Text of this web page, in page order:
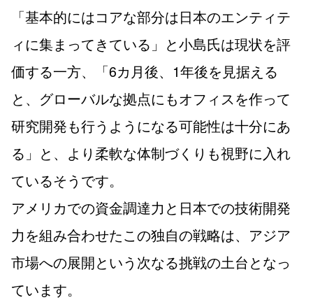
「基本的にはコアな部分は日本のエンティテ
ィに集まってきている」と小島氏は現状を評
価する一方、「6カ月後、1年後を見据える
と、グローバルな拠点にもオフィスを作って
研究開発も行うようになる可能性は十分にあ
る」と、より柔軟な体制づくりも視野に入れ
ているそうです。
アメリカでの資金調達力と日本での技術開発
力を組み合わせたこの独自の戦略は、アジア
市場への展開という次なる挑戦の土台となっ
ています。